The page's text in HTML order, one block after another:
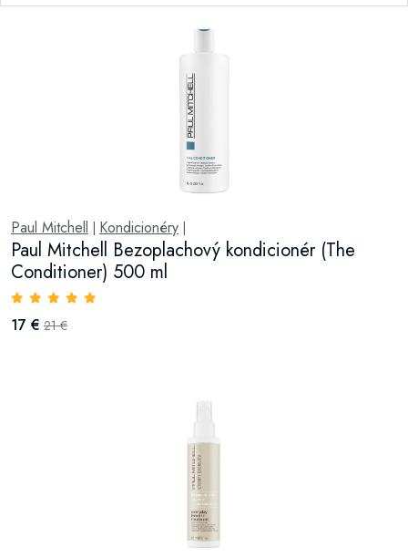
Paul Mitchell Kondicionéry
Paul Mitchell Bezoplachový kondicionér (The
Conditioner) 500 ml
17 € 21 €